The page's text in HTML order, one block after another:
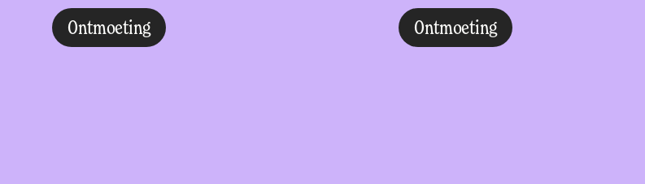
Ontmoeting Ontmoeting